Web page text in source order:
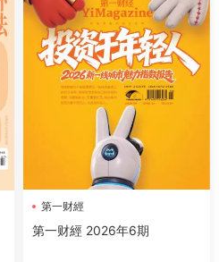
第一财經
第一财經 2026年6期